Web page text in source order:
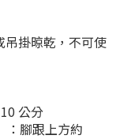
吊掛晾乾，不可使
公分
腳跟上方約